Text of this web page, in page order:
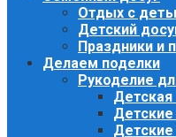
Отдых с
Детский
Праздники и
Делаем поделки
Рукоделие